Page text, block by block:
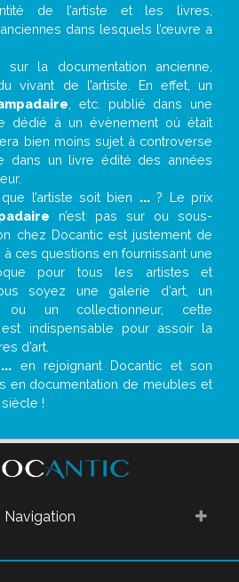
de l’artiste et les livres,
dans lesquels l’œuvre a
la documentation ancienne,
vivant de l’artiste. En effet, un
, etc. publié dans une
dédié à un évènement où était
bien moins sujet à controverse
dans un livre édité des années
l’artiste soit bien ...? Le prix
n’est pas sur ou sous-
chez Docantic est justement de
ces questions en fournissant une
pour tous les artistes et
soyez une galerie d’art, un
ou un collectionneur, cette
indispensable pour assoir la
d’art.
... en rejoignant Docantic et son
en documentation de meubles et
siècle !
Navigation